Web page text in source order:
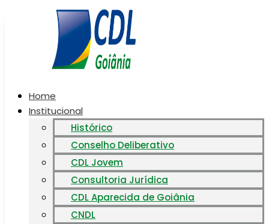
Home
Institucional
Histórico
Conselho Deliberativo
CDL Jovem
Consultoria Jurídica
CDL Aparecida de Goiânia
CNDL